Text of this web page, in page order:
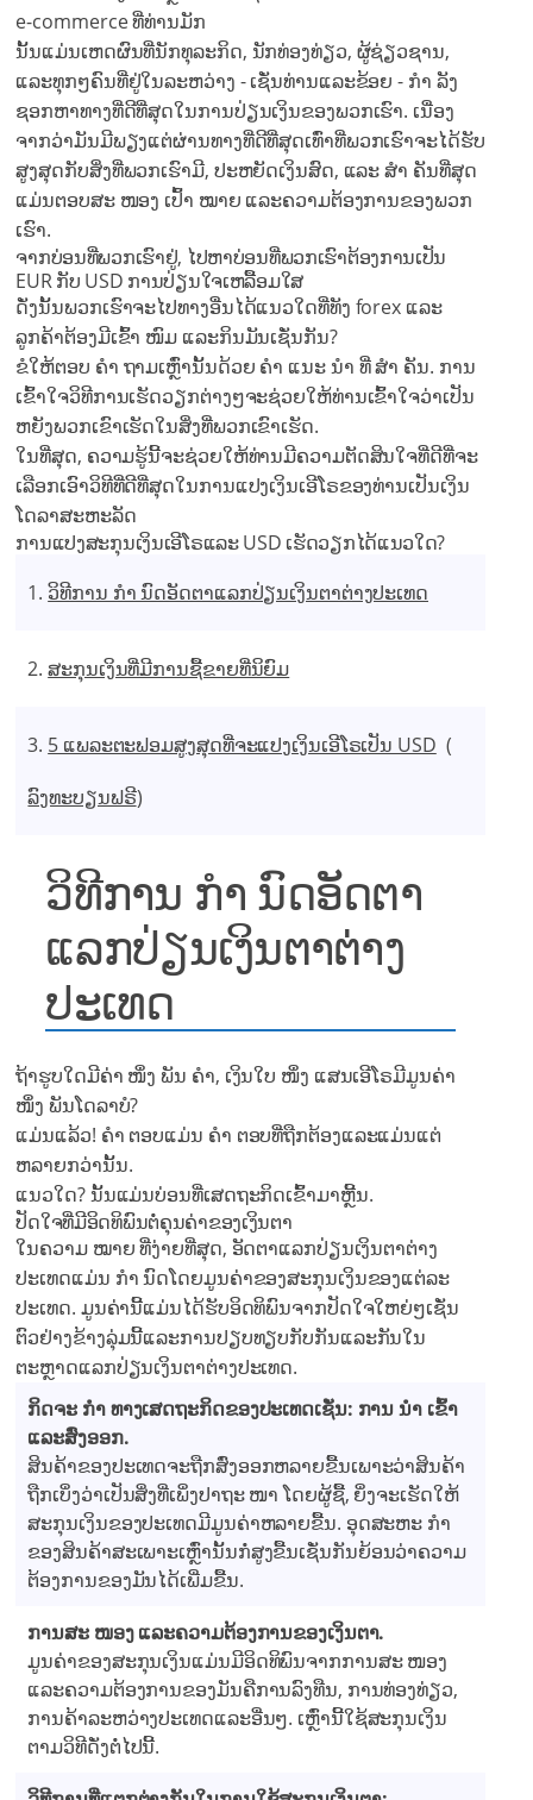
e-commerce ທີ່ທ່ານມັກ
ນັ້ນແມ່ນເຫດຜົນທີ່ນັກທຸລະກິດ, ນັກທ່ອງທ່ຽວ, ຜູ້ຊ່ຽວຊານ,
ແລະທຸກໆຄົນທີ່ຢູ່ໃນລະຫວ່າງ - ເຊັ່ນທ່ານແລະຂ້ອຍ - ກຳ ລັງ
ຊອກຫາທາງທີ່ດີທີ່ສຸດໃນການປ່ຽນເງິນຂອງພວກເຮົາ. ເນື່ອງ
ຈາກວ່າມັນມີພຽງແຕ່ຜ່ານທາງທີ່ດີທີ່ສຸດເທົ່າທີ່ພວກເຮົາຈະໄດ້ຮັບ
ສູງສຸດກັບສິ່ງທີ່ພວກເຮົາມີ, ປະຫຍັດເງິນສົດ, ແລະ ສຳ ຄັນທີ່ສຸດ
ແມ່ນຕອບສະ ໜອງ ເປົ້າ ໝາຍ ແລະຄວາມຕ້ອງການຂອງພວກ
ເຮົາ.
ຈາກບ່ອນທີ່ພວກເຮົາຢູ່, ໄປຫາບ່ອນທີ່ພວກເຮົາຕ້ອງການເປັນ
EUR ກັບ USD ການປ່ຽນໃຈເຫລື້ອມໃສ
ດັ່ງນັ້ນພວກເຮົາຈະໄປທາງອື່ນໄດ້ແນວໃດທີ່ທັງ forex ແລະ
ລູກຄ້າຕ້ອງມີເຂົ້າ ໜົມ ແລະກິນມັນເຊັ່ນກັນ?
ຂໍໃຫ້ຕອບ ຄຳ ຖາມເຫຼົ່ານັ້ນດ້ວຍ ຄຳ ແນະ ນຳ ທີ່ ສຳ ຄັນ. ການ
ເຂົ້າໃຈວິທີການເຮັດວຽກຕ່າງໆຈະຊ່ວຍໃຫ້ທ່ານເຂົ້າໃຈວ່າເປັນ
ຫຍັງພວກເຂົາເຮັດໃນສິ່ງທີ່ພວກເຂົາເຮັດ.
ໃນທີ່ສຸດ, ຄວາມຮູ້ນີ້ຈະຊ່ວຍໃຫ້ທ່ານມີຄວາມຕັດສິນໃຈທີ່ດີທີ່ຈະ
ເລືອກເອົາວິທີທີ່ດີທີ່ສຸດໃນການແປງເງິນເອີໂຣຂອງທ່ານເປັນເງິນ
ໂດລາສະຫະລັດ
ການແປງສະກຸນເງິນເອີໂຣແລະ USD ເຮັດວຽກໄດ້ແນວໃດ?
ວິທີການ ກຳ ນົດອັດຕາແລກປ່ຽນເງິນຕາຕ່າງປະເທດ
ສະກຸນເງິນທີ່ມີການຊື້ຂາຍທີ່ນິຍົມ
5 ແພລະຕະຟອມສູງສຸດທີ່ຈະແປງເງິນເອີໂຣເປັນ USD (
ລົງທະບຽນຟຣີ)
ວິທີການ ກຳ ນົດອັດຕາ
ແລກປ່ຽນເງິນຕາຕ່າງ
ປະເທດ
ຖ້າຮູບໃດມີຄ່າ ໜຶ່ງ ພັນ ຄຳ, ເງິນໃບ ໜຶ່ງ ແສນເອີໂຣມີມູນຄ່າ
ໜຶ່ງ ພັນໂດລາບໍ?
ແມ່ນແລ້ວ! ຄຳ ຕອບແມ່ນ ຄຳ ຕອບທີ່ຖືກຕ້ອງແລະແມ່ນແຕ່
ຫລາຍກວ່ານັ້ນ.
ແນວໃດ? ນັ້ນແມ່ນບ່ອນທີ່ເສດຖະກິດເຂົ້າມາຫຼີ້ນ.
ປັດໃຈທີ່ມີອິດທິພົນຕໍ່ຄຸນຄ່າຂອງເງິນຕາ
ໃນຄວາມ ໝາຍ ທີ່ງ່າຍທີ່ສຸດ, ອັດຕາແລກປ່ຽນເງິນຕາຕ່າງ
ປະເທດແມ່ນ ກຳ ນົດໂດຍມູນຄ່າຂອງສະກຸນເງິນຂອງແຕ່ລະ
ປະເທດ. ມູນຄ່ານີ້ແມ່ນໄດ້ຮັບອິດທິພົນຈາກປັດໃຈໃຫຍ່ໆເຊັ່ນ
ຕົວຢ່າງຂ້າງລຸ່ມນີ້ແລະການປຽບທຽບກັບກັນແລະກັນໃນ
ຕະຫຼາດແລກປ່ຽນເງິນຕາຕ່າງປະເທດ.
ກິດຈະ ກຳ ທາງເສດຖະກິດຂອງປະເທດເຊັ່ນ: ການ ນຳ ເຂົ້າ
ແລະສົ່ງອອກ.
ສິນຄ້າຂອງປະເທດຈະຖືກສົ່ງອອກຫລາຍຂື້ນເພາະວ່າສິນຄ້າ
ຖືກເບິ່ງວ່າເປັນສິ່ງທີ່ເພິ່ງປາຖະ ໜາ ໂດຍຜູ້ຊື້, ຍິ່ງຈະເຮັດໃຫ້
ສະກຸນເງິນຂອງປະເທດມີມູນຄ່າຫລາຍຂື້ນ. ອຸດສະຫະ ກຳ
ຂອງສິນຄ້າສະເພາະເຫຼົ່ານັ້ນກໍ່ສູງຂື້ນເຊັ່ນກັນຍ້ອນວ່າຄວາມ
ຕ້ອງການຂອງມັນໄດ້ເພີ່ມຂື້ນ.
ການສະ ໜອງ ແລະຄວາມຕ້ອງການຂອງເງິນຕາ.
ມູນຄ່າຂອງສະກຸນເງິນແມ່ນມີອິດທິພົນຈາກການສະ ໜອງ
ແລະຄວາມຕ້ອງການຂອງມັນຄືການລົງທືນ, ການທ່ອງທ່ຽວ,
ການຄ້າລະຫວ່າງປະເທດແລະອື່ນໆ. ເຫຼົ່ານີ້ໃຊ້ສະກຸນເງິນ
ຕາມວິທີດັ່ງຕໍ່ໄປນີ້.